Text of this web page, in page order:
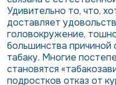
Удивительно то, что,
доставляет
головокружение,
большинства причиной
табаку. Многие
становятся
подростков отказ от